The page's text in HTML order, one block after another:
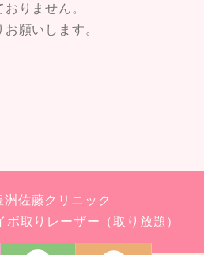
りません。
願いします。
佐藤クリニック
取りレーザー（取り放題）